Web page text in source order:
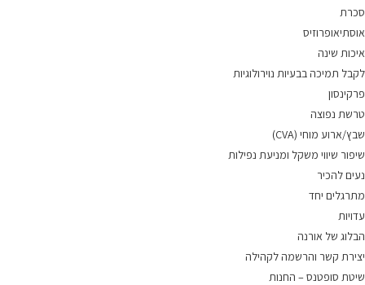
סכרת
אוסתיאופרוזיס
איכות שינה
לקבל תמיכה בבעיות נוירולוגיות
פרקינסון
טרשת נפוצה
שבץ/ארוע מוחי (CVA)
שיפור שיווי משקל ומניעת נפילות
נעים להכיר
מתרגלים יחד
עדויות
הבלוג של אורנה
יצירת קשר והרשמה לקהילה
שיטת סופטנס – החנות